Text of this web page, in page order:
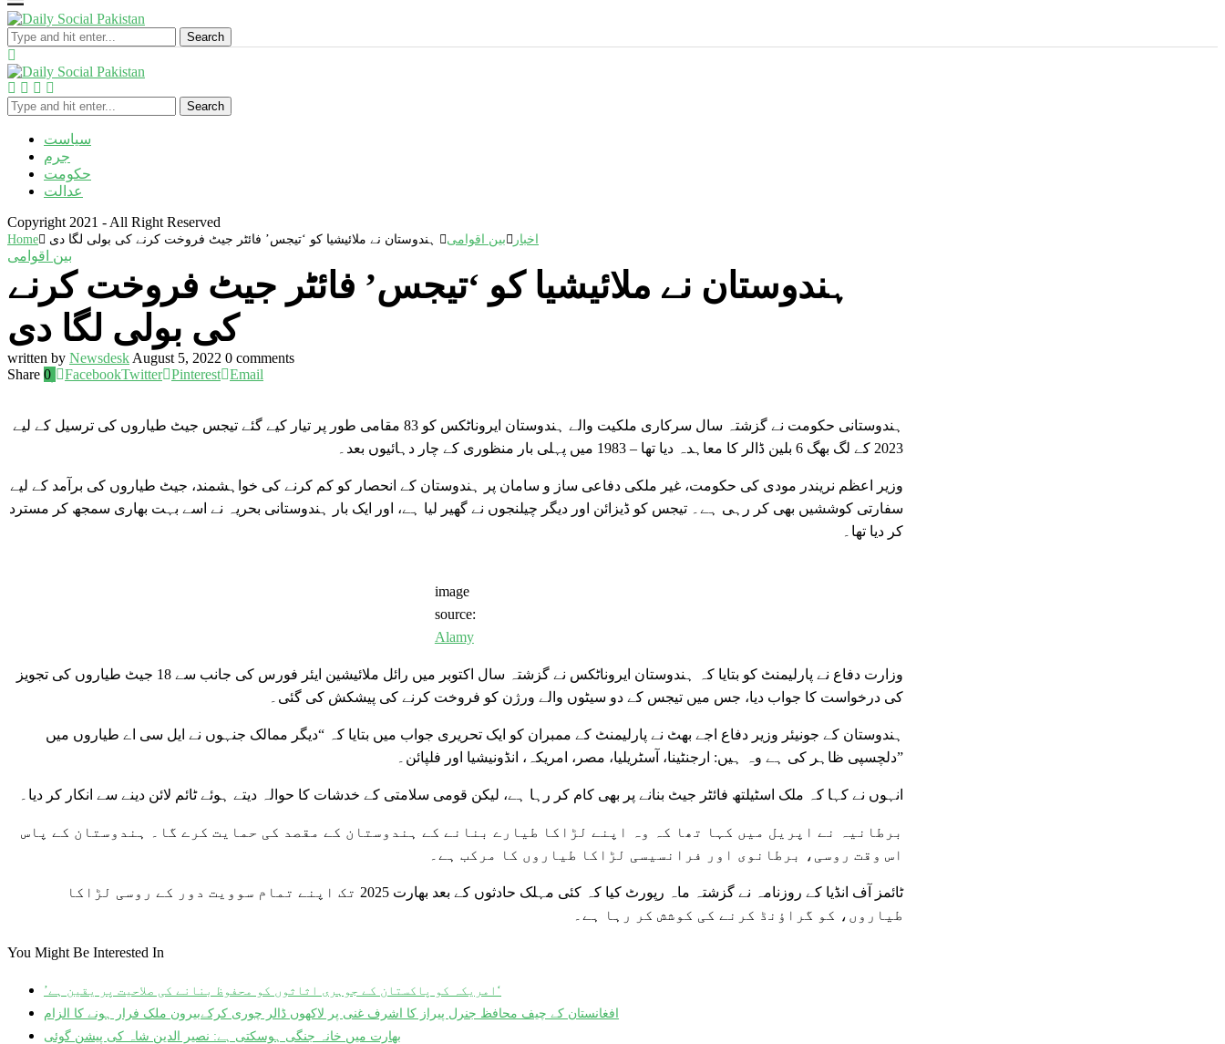
Search
Search
سیاست
جرم
حکومت
عدالت
Copyright 2021 - All Right Reserved
Home اخبار بین اقوامی ہندوستان نے ملائیشیا کو ‘تیجس’ فائٹر جیٹ فروخت کرنے کی بولی لگا دی
بین اقوامی
ہندوستان نے ملائیشیا کو ‘تیجس’ فائٹر جیٹ فروخت کرنے
کی بولی لگا دی
written by Newsdesk August 5, 2022 0 comments
Share 0 FacebookTwitter Pinterest Email
ہندوستانی حکومت نے گزشتہ سال سرکاری ملکیت والے ہندوستان ایروناٹکس کو 83 مقامی طور پر تیار کیے گئے تیجس جیٹ طیاروں کی ترسیل کے لیے
2023 کے لگ بھگ 6 بلین ڈالر کا معاہدہ دیا تھا – 1983 میں پہلی بار منظوری کے چار دہائیوں بعد۔
وزیر اعظم نریندر مودی کی حکومت، غیر ملکی دفاعی ساز و سامان پر ہندوستان کے انحصار کو کم کرنے کی خواہشمند، جیٹ طیاروں کی برآمد کے لیے
سفارتی کوششیں بھی کر رہی ہے۔ تیجس کو ڈیزائن اور دیگر چیلنجوں نے گھیر لیا ہے، اور ایک بار ہندوستانی بحریہ نے اسے بہت بھاری سمجھ کر مسترد
کر دیا تھا۔
image
source:
Alamy
وزارت دفاع نے پارلیمنٹ کو بتایا کہ ہندوستان ایروناٹکس نے گزشتہ سال اکتوبر میں رائل ملائیشین ایئر فورس کی جانب سے 18 جیٹ طیاروں کی تجویز
کی درخواست کا جواب دیا، جس میں تیجس کے دو سیٹوں والے ورژن کو فروخت کرنے کی پیشکش کی گئی۔
ہندوستان کے جونیئر وزیر دفاع اجے بھٹ نے پارلیمنٹ کے ممبران کو ایک تحریری جواب میں بتایا کہ “دیگر ممالک جنہوں نے ایل سی اے طیاروں میں
دلچسپی ظاہر کی ہے وہ ہیں: ارجنٹینا، آسٹریلیا، مصر، امریکہ، انڈونیشیا اور فلپائن۔”
انہوں نے کہا کہ ملک اسٹیلتھ فائٹر جیٹ بنانے پر بھی کام کر رہا ہے، لیکن قومی سلامتی کے خدشات کا حوالہ دیتے ہوئے ٹائم لائن دینے سے انکار کر دیا۔
برطانیہ نے اپریل میں کہا تھا کہ وہ اپنے لڑاکا طیارے بنانے کے ہندوستان کے مقصد کی حمایت کرے گا۔ ہندوستان کے پاس
اس وقت روسی، برطانوی اور فرانسیسی لڑاکا طیاروں کا مرکب ہے۔
ٹائمز آف انڈیا کے روزنامہ نے گزشتہ ماہ رپورٹ کیا کہ کئی مہلک حادثوں کے بعد بھارت 2025 تک اپنے تمام سوویت دور کے روسی لڑاکا
طیاروں، کو گراؤنڈ کرنے کی کوشش کر رہا ہے۔
You Might Be Interested In
’امریکہ کو پاکستان کے جوہری اثاثوں کو محفوظ بنانے کی صلاحیت پر یقین ہے‘
افغانستان کے چیف محافظ جنرل پیراز کا اشرف غنی پر لاکھوں ڈالر چوری کرکےبیرون ملک فرار ہونے کا الزام
بھارت میں خانہ جنگی ہوسکتی ہے: نصیر الدین شاہ کی پیشن گوئی